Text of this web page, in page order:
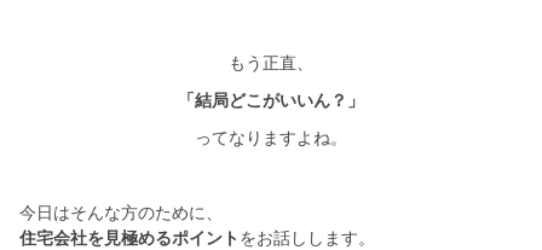
もう正直、
「結局どこがいいん？」
ってなりますよね。
今日はそんな方のために、
住宅会社を見極めるポイント をお話しします。